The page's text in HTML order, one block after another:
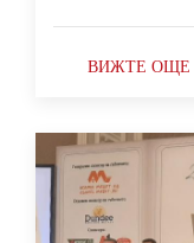
ВИЖТЕ ОЩЕ